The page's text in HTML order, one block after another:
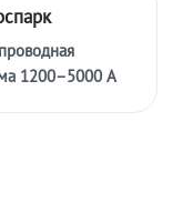
1200–5000 А